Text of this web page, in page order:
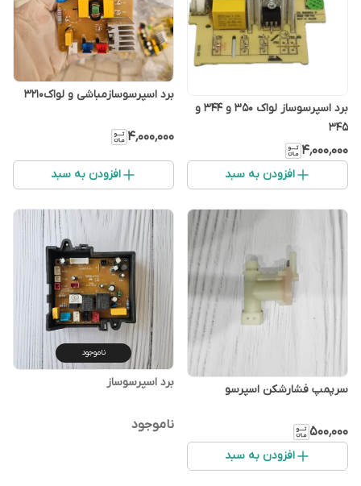
برد اسپرسوساز لواک 350 و ۳۴۴ و
۳۴۵
۴٬۰۰۰٬۰۰۰
افزودن به سبد
برد اسپرسوسازمباشی و لواک۳۲۱۰
۴٬۰۰۰٬۰۰۰
افزودن به سبد
سرپمپ فشارشکن اسپرسو
۵۰۰٬۰۰۰
افزودن به سبد
ناموجود
برد اسپرسوساز
ناموجود